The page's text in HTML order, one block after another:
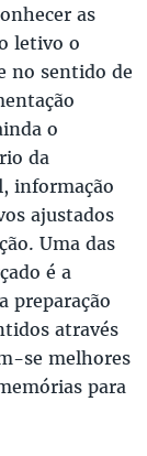
as
letivo o
no sentido de
o
da
informação
ajustados
Uma das
é a
preparação
através
se melhores
para